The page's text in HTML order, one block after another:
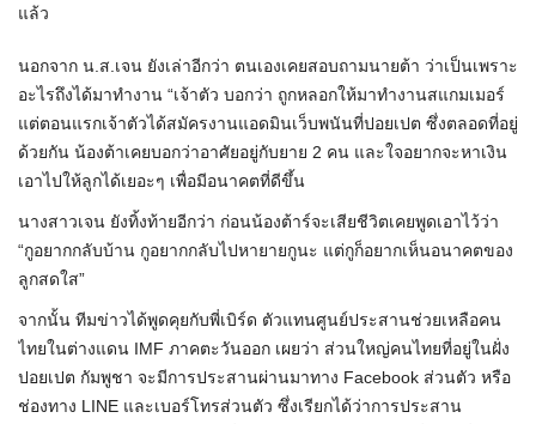
แล้ว
นอกจาก น.ส.เจน ยังเล่าอีกว่า ตนเองเคยสอบถามนายต้า ว่าเป็นเพราะ
อะไรถึงได้มาทำงาน “เจ้าตัว บอกว่า ถูกหลอกให้มาทำงานสแกมเมอร์
แต่ตอนแรกเจ้าตัวได้สมัครงานแอดมินเว็บพนันที่ปอยเปต ซึ่งตลอดที่อยู่
ด้วยกัน น้องต้าเคยบอกว่าอาศัยอยู่กับยาย 2 คน และใจอยากจะหาเงิน
เอาไปให้ลูกได้เยอะๆ เพื่อมีอนาคตที่ดีขึ้น
นางสาวเจน ยังทิ้งท้ายอีกว่า ก่อนน้องต้าร์จะเสียชีวิตเคยพูดเอาไว้ว่า
“กูอยากกลับบ้าน กูอยากกลับไปหายายกูนะ แต่กูก็อยากเห็นอนาคตของ
ลูกสดใส”
จากนั้น ทีมข่าวได้พูดคุยกับพี่เบิร์ด ตัวแทนศูนย์ประสานช่วยเหลือคน
ไทยในต่างแดน IMF ภาคตะวันออก เผยว่า ส่วนใหญ่คนไทยที่อยู่ในฝั่ง
ปอยเปต กัมพูชา จะมีการประสานผ่านมาทาง Facebook ส่วนตัว หรือ
ช่องทาง LINE และเบอร์โทรส่วนตัว ซึ่งเรียกได้ว่าการประสาน